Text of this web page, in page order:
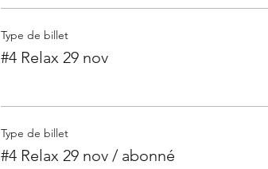
Type de billet
#4 Relax 29 nov
Type de billet
#4 Relax 29 nov / abonné